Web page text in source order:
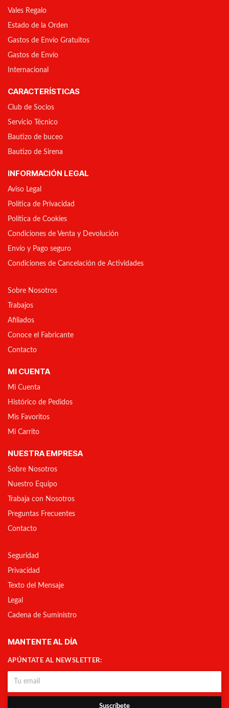
Vales Regalo
Estado de la Orden
Gastos de Envío Gratuitos
Gastos de Envío
Internacional
CARACTERÍSTICAS
Club de Socios
Servicio Técnico
Bautizo de buceo
Bautizo de Sirena
INFORMACIÓN LEGAL
Aviso Legal
Política de Privacidad
Política de Cookies
Condiciones de Venta y Devolución
Envío y Pago seguro
Condiciones de Cancelación de Actividades
Sobre Nosotros
Trabajos
Afiliados
Conoce el Fabricante
Contacto
MI CUENTA
Mi Cuenta
Histórico de Pedidos
Mis Favoritos
Mi Carrito
NUESTRA EMPRESA
Sobre Nosotros
Nuestro Equipo
Trabaja con Nosotros
Preguntas Frecuentes
Contacto
Seguridad
Privacidad
Texto del Mensaje
Legal
Cadena de Suministro
MANTENTE AL DÍA
APÚNTATE AL NEWSLETTER:
Suscríbete